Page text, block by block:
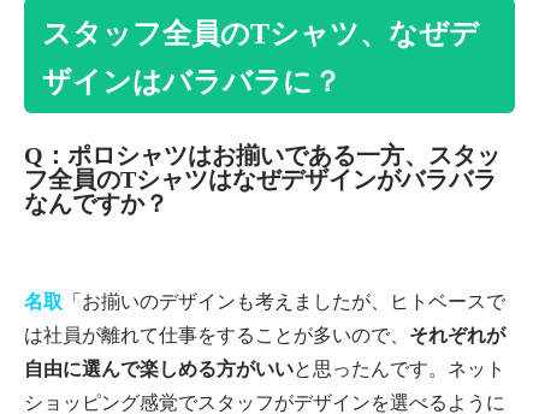
スタッフ全員のTシャツ、なぜデ
ザインはバラバラに？
Q：ポロシャツはお揃いである一方、スタッ
フ全員のTシャツはなぜデザインがバラバラ
なんですか？
名取 「お揃いのデザインも考えましたが、ヒトベースで
は社員が離れて仕事をすることが多いので、 それぞれが
自由に選んで楽しめる方がいいと思ったんです。ネット
ショッピング感覚でスタッフがデザインを選べるように